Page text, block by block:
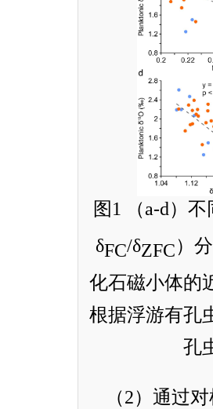
图 1 （a-d）
δFC/δZFC）
化石磁小体的
根据浮游有孔
孔
（2）通过